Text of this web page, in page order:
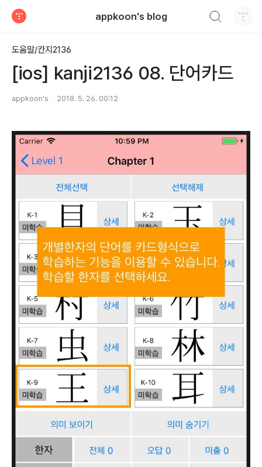
appkoon's blog
도움말/칸지2136
[ios] kanji2136 08. 단어카드
appkoon's 2018. 5. 26. 00:12